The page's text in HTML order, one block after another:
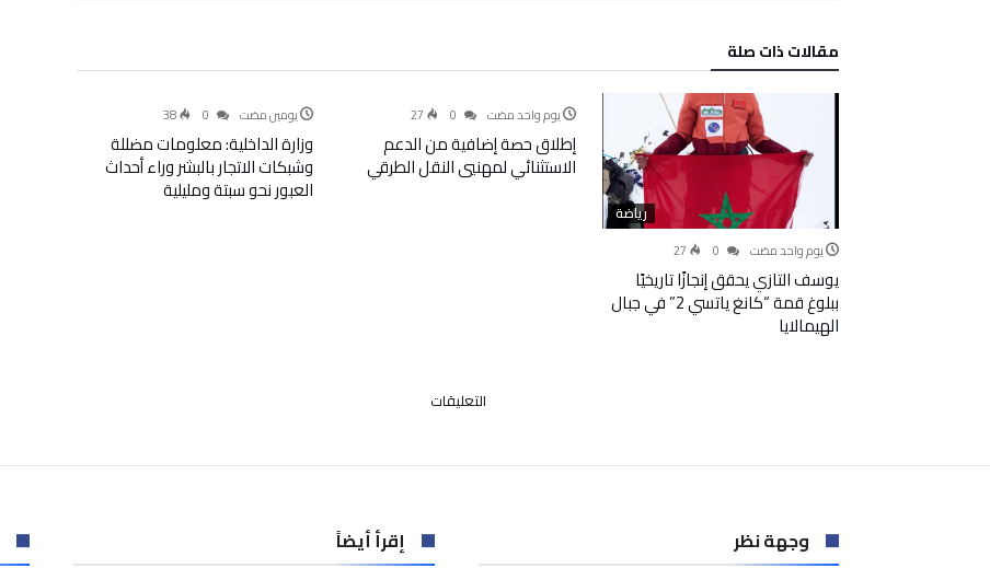
‫مقالات ذات صلة‬
رياضة
‫‫‫‏‫يوم واحد مضت‬ 27
يوسف التازي يحقق إنجازًا تاريخيًا
ببلوغ قمة “كانغ ياتسي 2” في جبال
الهيمالايا
أخبار
‫‫‫‏‫يوم واحد مضت‬ 27
إطلاق حصة إضافية من الدعم
الاستثنائي لمهنيي النقل الطرقي
سياسة
‫‫‫‏‫يومين مضت‬ 38
وزارة الداخلية: معلومات مضللة
وشبكات الاتجار بالبشر وراء أحداث
العبور نحو سبتة ومليلية
التعليقات
قوانين
بمصادقة
إجماعية
وجهة نظر إقرأ أيضاً